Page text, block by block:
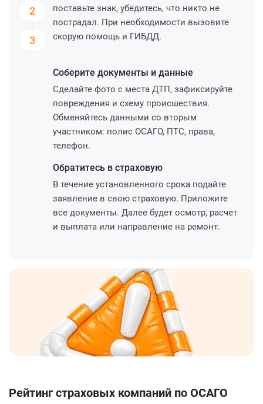
2
3
поставьте знак, убедитесь, что никто не
пострадал. При необходимости вызовите
скорую помощь и ГИБДД.
Соберите документы и данные
Сделайте фото с места ДТП, зафиксируйте
повреждения и схему происшествия.
Обменяйтесь данными со вторым
участником: полис ОСАГО, ПТС, права,
телефон.
Обратитесь в страховую
В течение установленного срока подайте
заявление в свою страховую. Приложите
все документы. Далее будет осмотр, расчет
и выплата или направление на ремонт.
Рейтинг страховых компаний по ОСАГО